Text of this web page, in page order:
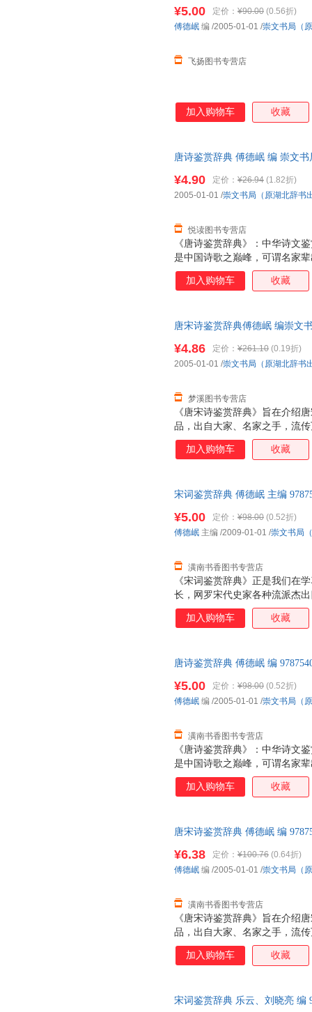
¥5.00 定价： ¥90.00 (0.56折)
飞扬图书专营店
傅德岷 编 /2005-01-01 /崇文书局（
加入购物车 收藏
唐诗鉴赏辞典 傅德岷 编 崇文
《唐诗鉴赏辞典》：中华诗文
是中国诗歌之巅峰，可谓名家
以其卓越的思想性、艺术性永
臻，千古流传，脍炙人口，受
外，特有诗人简介、注释、鉴
¥4.90 定价： ¥26.94 (1.82折)
悦读图书专营店
2005-01-01 /崇文书局（原湖北辞书
加入购物车 收藏
唐宋诗鉴赏辞典傅德岷 编崇文
《唐宋诗鉴赏辞典》旨在介绍
品，出自大家、名家之手，流
本的遗珠。所录作品既有作者
图，使全书内容丰富完整，图
名家各种流派杰作四百多首，
¥4.86 定价： ¥261.10 (0.19折)
梦溪图书专营店
2005-01-01 /崇文书局（原湖北辞书
加入购物车 收藏
宋词鉴赏辞典 傅德岷 主编
《宋词鉴赏辞典》正是我们在
长，网罗宋代史家各种流派杰
撰体例除原词外，特有词人简
意赅；“注释”疏通词义，求其
的附录。其中，“词牌简介”能
¥5.00 定价： ¥98.00 (0.52折)
潢南书香图书专营店
傅德岷 主编 /2009-01-01 /崇文书局
加入购物车 收藏
唐诗鉴赏辞典 傅德岷 编
《唐诗鉴赏辞典》：中华诗文
是中国诗歌之巅峰，可谓名家
以其卓越的思想性、艺术性永
臻，千古流传，脍炙人口，受
外，特有诗人简介、注释、鉴
¥5.00 定价： ¥98.00 (0.52折)
潢南书香图书专营店
傅德岷 编 /2005-01-01 /崇文书局（
加入购物车 收藏
唐宋诗鉴赏辞典 傅德岷 编
《唐宋诗鉴赏辞典》旨在介绍
品，出自大家、名家之手，流
本的遗珠。所录作品既有作者
图，使全书内容丰富完整，图
名家各种流派杰作四百多首，
¥6.38 定价： ¥100.76 (0.64折)
潢南书香图书专营店
傅德岷 编 /2005-01-01 /崇文书局（
加入购物车 收藏
宋词鉴赏辞典 乐云、刘晓亮 编